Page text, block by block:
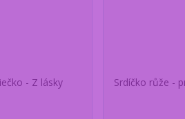
- Z lásky Srdíčko růže -